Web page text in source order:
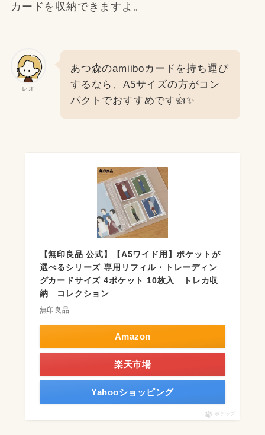
カードを収納できますよ。
レオ
あつ森のamiiboカードを持ち運び
するなら、A5サイズの方がコン
パクトでおすすめです👍✨
【無印良品 公式】【A5ワイド用】ポケットが
選べるシリーズ 専用リフィル・トレーディン
グカードサイズ 4ポケット 10枚入 トレカ収
納 コレクション
無印良品
Amazon
楽天市場
Yahooショッピング
ポチップ